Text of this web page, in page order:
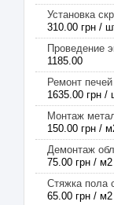
Установка
310.00 грн /
Проведение
1185.00
Ремонт
1635.00 грн /
Монтаж
150.00 грн /
Демонтаж
75.00 грн / м2
Стяжка пола
65.00 грн / м2